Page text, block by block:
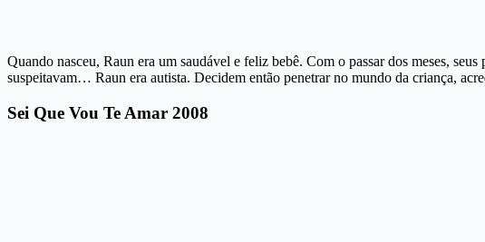
Quando nasceu, Raun era um saudável e feliz bebê. Com o passar dos meses,
suspeitavam… Raun era autista. Decidem então penetrar no mundo da criança,
Sei Que Vou Te Amar 2008